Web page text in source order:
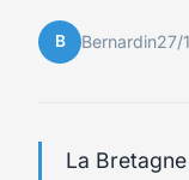
B Bernardin27/
La